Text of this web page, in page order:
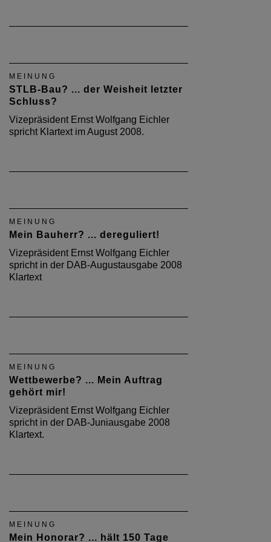
MEINUNG
STLB-Bau? ... der Weisheit letzter
Schluss?
Vizepräsident Ernst Wolfgang Eichler
spricht Klartext im August 2008.
MEINUNG
Mein Bauherr? ... dereguliert!
Vizepräsident Ernst Wolfgang Eichler
spricht in der DAB-Augustausgabe 2008
Klartext
MEINUNG
Wettbewerbe? ... Mein Auftrag
gehört mir!
Vizepräsident Ernst Wolfgang Eichler
spricht in der DAB-Juniausgabe 2008
Klartext.
MEINUNG
Mein Honorar? ... hält 150 Tage